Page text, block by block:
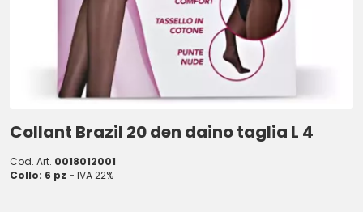
Collant Brazil 20 den daino taglia L 4
Cod. Art. 0018012001
Collo: 6 pz - IVA 22%